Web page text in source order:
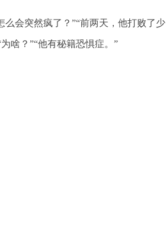
会突然疯了？”“前两天，他打败了少
啥？”“他有秘籍恐惧症。”